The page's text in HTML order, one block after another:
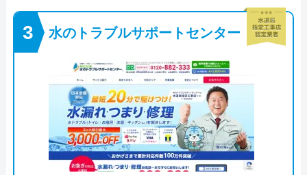
水のトラブルサポートセンター